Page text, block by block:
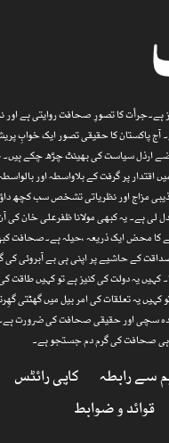
کا تصورِ صحافت روایتی ہے اور
آج پاکستان کا حقیقی تصور ایک خوابِ
ارذل سیاست کی بھینٹ چڑھ چکے
پر گرفت کے بلاواسطہ اور
مزاج اور نظریاتی تشخص سب کچھ
ہے۔ یہ کبھی مولانا ظفرعلی خان کی
کا محض ایک ذریعہ ،حیلہ ہے۔صحافت
کے حاشیے پر اپنی ہی بے آبروئی
کہیں یہ دولت کی کنیز ہے تو کہیں
کہیں یہ تعلقات کی امر بیل میں گھٹتی
سچی اور حقیقی صحافت کی ضرورت ہے۔
ہی صحافت کی گرم دم جستجو ہے۔
سے رابطہ
کاپی رائٹس
قوائد و ضوابط